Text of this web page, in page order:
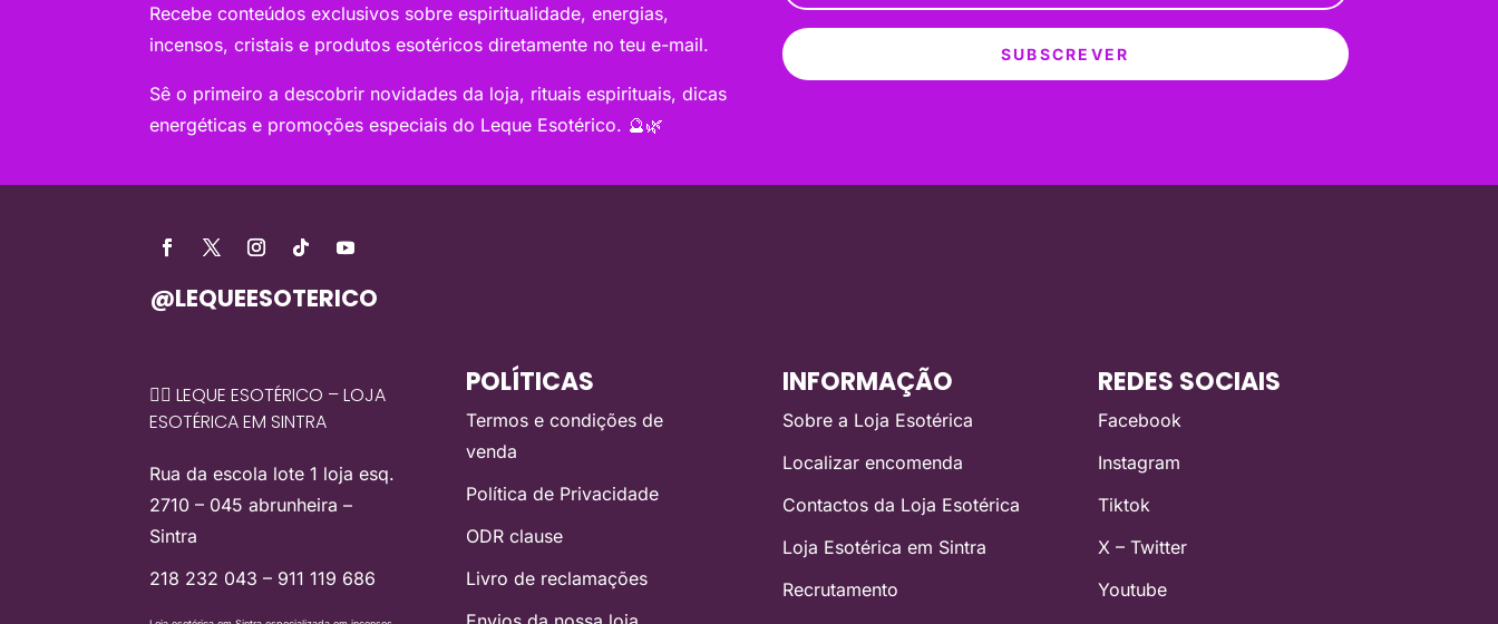
Recebe conteúdos exclusivos sobre espiritualidade, energias,
incensos, cristais e produtos esotéricos diretamente no teu e-mail.
Sê o primeiro a descobrir novidades da loja, rituais espirituais, dicas
energéticas e promoções especiais do Leque Esotérico. 🔮🌿
SUBSCREVER
@LEQUEESOTERICO
🧙‍♀️ LEQUE ESOTÉRICO – LOJA
ESOTÉRICA EM SINTRA
Rua da escola lote 1 loja esq.
2710 – 045 abrunheira –
Sintra
218 232 043 – 911 119 686
POLÍTICAS
Termos e condições de
venda
Política de Privacidade
ODR clause
Livro de reclamações
INFORMAÇÃO
Sobre a Loja Esotérica
Localizar encomenda
Contactos da Loja Esotérica
Loja Esotérica em Sintra
Recrutamento
REDES SOCIAIS
Facebook
Instagram
Tiktok
X – Twitter
Youtube